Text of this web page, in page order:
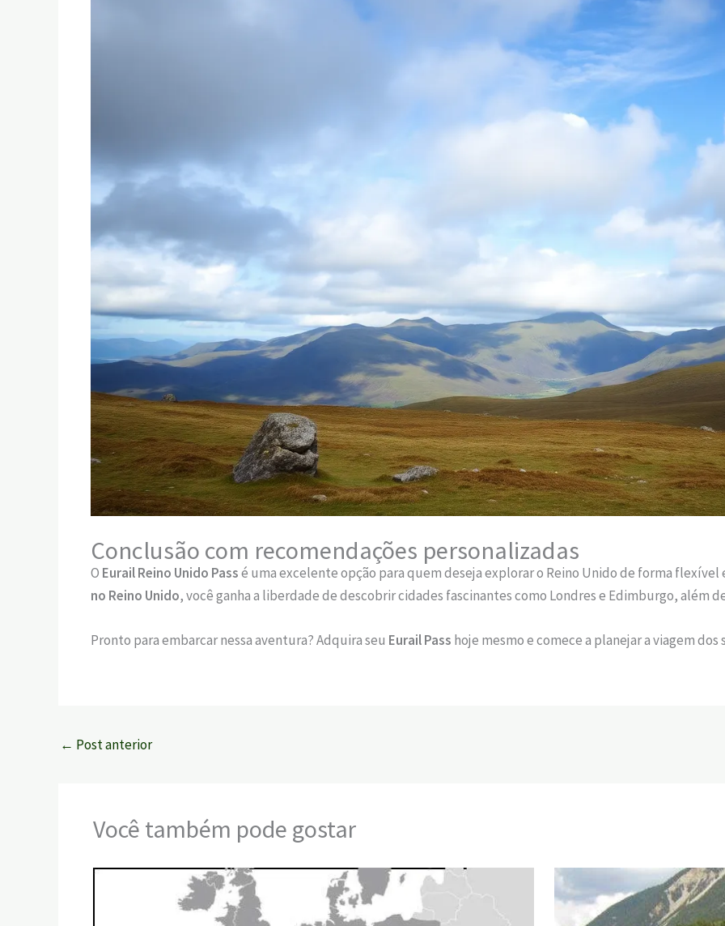
Conclusão com recomendações personalizadas
O Eurail Reino Unido Passé uma excelente opção para quem deseja explorar o Reino Unido de forma flexível
no Reino Unido, você ganha a liberdade de descobrir cidades fascinantes como Londres e Edimburgo, além
Pronto para embarcar nessa aventura? Adquira seu Eurail Pass hoje mesmo e comece a planejar a viagem
← Post anterior
Você também pode gostar